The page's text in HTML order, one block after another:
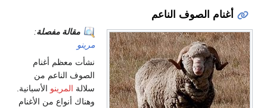
أغنام الصوف الناعم
مقالة مفصلة:
مرينو
نشأت معظم أغنام
الصوف الناعم من
سلالة المرينو الأسبانية.
وهناك أنواع من الأغنام